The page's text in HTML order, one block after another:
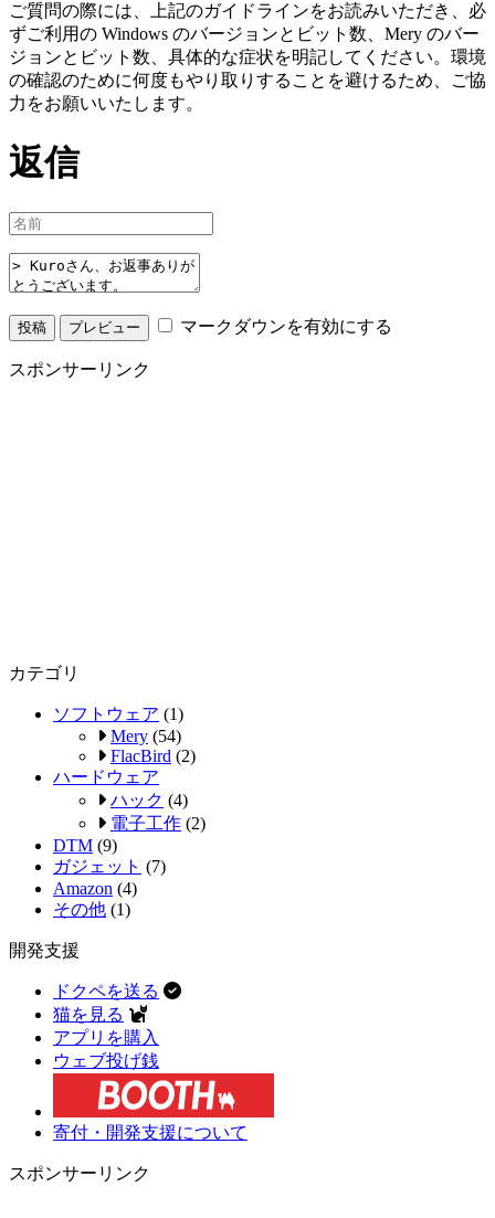
ご質問の際には、上記のガイドラインをお読みいただき、必
ずご利用の Windows のバージョンとビット数、Mery のバー
ジョンとビット数、具体的な症状を明記してください。環境
の確認のために何度もやり取りすることを避けるため、ご協
力をお願いいたします。
返信
マークダウンを有効にする
スポンサーリンク
カテゴリ
ソフトウェア (1)
Mery (54)
FlacBird (2)
ハードウェア
ハック (4)
電子工作 (2)
DTM (9)
ガジェット (7)
Amazon (4)
その他 (1)
開発支援
ドクペを送る
猫を見る
アプリを購入
ウェブ投げ銭
寄付・開発支援について
スポンサーリンク